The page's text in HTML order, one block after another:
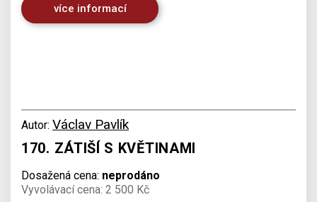
více informací
Autor: Václav Pavlík
170. ZÁTIŠÍ S KVĚTINAMI
Dosažená cena: neprodáno
Vyvolávací cena: 2 500 Kč